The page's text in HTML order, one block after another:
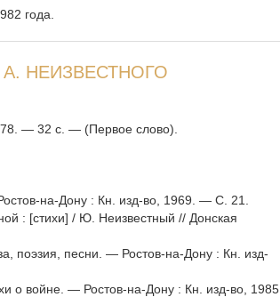
года.
НЕИЗВЕСТНОГО
— 32 с. — (Первое слово).
на-Дону : Кн. изд-во, 1969. — С. 21.
: [стихи] / Ю. Неизвестный // Донская
поэзия, песни. — Ростов-на-Дону : Кн. изд-
о войне. — Ростов-на-Дону : Кн. изд-во, 1985.